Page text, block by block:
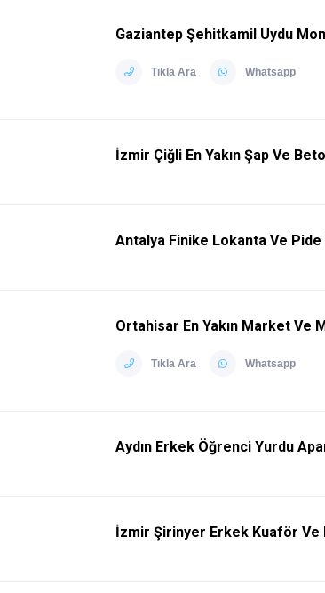
Gaziantep Şehitkamil Uydu
Tıkla Ara Whatsapp
İzmir Çiğli En Yakın Şap Ve
Antalya Finike Lokanta Ve Pide
Ortahisar En Yakın Market Ve
Tıkla Ara Whatsapp
Aydın Erkek Öğrenci Yurdu
İzmir Şirinyer Erkek Kuaför